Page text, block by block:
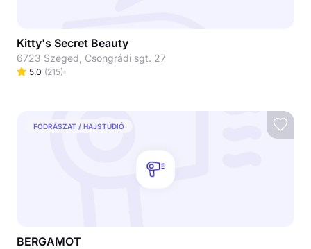
Kitty's Secret Beauty
6723 Szeged, Csongrádi sgt. 27
5.0 (215)
FODRÁSZAT / HAJSTÚDIÓ
BERGAMOT